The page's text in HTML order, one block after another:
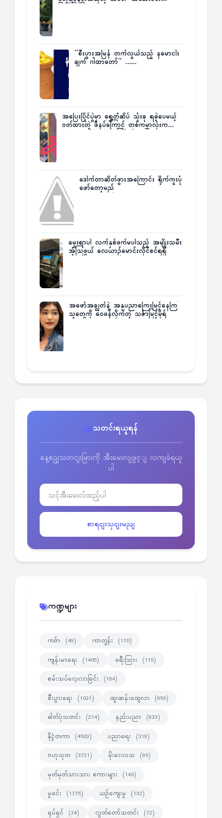
”စီးပွားအမြန် တက်လွယ်သည့် နမောငါး
ချက် ဂါထာတော်” ……
အပြေးပြိုင်ပွဲမှာ ရွှေတံဆိပ် သုံးခု ရခဲ့ပေမယ့်
ဝတ်ထားတဲ့ ဖိနပ်ကြောင့် တစ်ကမ္ဘာလုံးက
ဒေါက်တာဆိတ်ဖွားအကြောင်း ရိုက်ကူးပုံ
ဖော်တော့မည်
မွေးရာပါ လက်နှစ်ဖက်မပါသည့် အမျိုးသမီး
အံ့သြဖွယ် လေယာဉ်မောင်းလိုင်စင်ရရှိ
အဖော်အချွတ်နဲ့ အနုပညာကြေးမြင့်နေကြ
သူတွေကို ဝေဖန်လိုက်တဲ့ သင်္ဇာမြင့်မိုရ်
သတင်းရယူရန်
နေ့စဥျသတငျးမြားကို အီးမေးလျဖွင့ျ လကျခံရယူ
ပါ
စာရငျးသှငျးမညျ
ကဏ္ဍများ
ကဗ်ာ (49) ကာတွန်း (170)
ကျန်းမာရေး (1405) ခရီးသြား (115)
စမ်းသပ်လေ့လာခြင်း (194)
စီးပွားရေး (1031) ထူးဆန်းထွေလာ (950)
ဓါတ်ပုံသတင်း (214) နည်းပညာ (833)
နိုင္ငံတကာ (4503) ပညာရေး (319)
ဗဟုသုတ (3721) မိုးလေဝသ (95)
မှတ်မှတ်သားသား စကားများ (140)
မှုခင်း (1775) ယဉ်ကျေးမှု (132)
ရုပ်ရှင် (24) လွတ်တော်သတင်း (72)